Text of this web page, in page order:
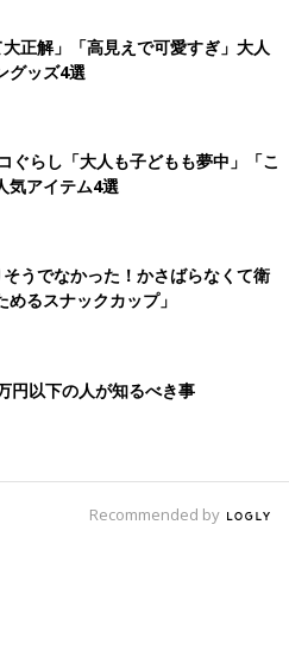
」
ックバッグ。3COINSの近くを
そうです。3サイズ入っている
いるので、中に入れているもの
しても簡単にわかりますよね。
止に
正解」「高見えで可愛すぎ」大人
グッズ4選
ぐらし「大人も子どもも夢中」「こ
気アイテム4選
そうでなかった！かさばらなくて衛
るスナックカップ」
円以下の人が知るべき事
Recommended by